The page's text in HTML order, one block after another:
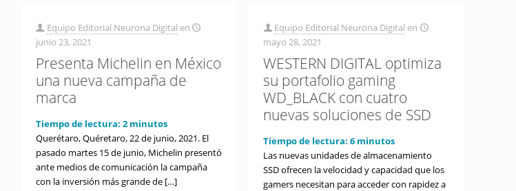
Equipo Editorial Neurona Digital en
junio 23, 2021
Presenta Michelin en México
una nueva campaña de
marca
Tiempo de lectura: 2 minutos
Querétaro, Quéretaro, 22 de junio, 2021. El
pasado martes 15 de junio, Michelin presentó
ante medios de comunicación la campaña
con la inversión más grande de[…]
Equipo Editorial Neurona Digital en
mayo 28, 2021
WESTERN DIGITAL optimiza
su portafolio gaming
WD_BLACK con cuatro
nuevas soluciones de SSD
Tiempo de lectura:6 minutos
Las nuevas unidades de almacenamiento
SSD ofrecen la velocidad y capacidad que los
gamers necesitan para acceder con rapidez a